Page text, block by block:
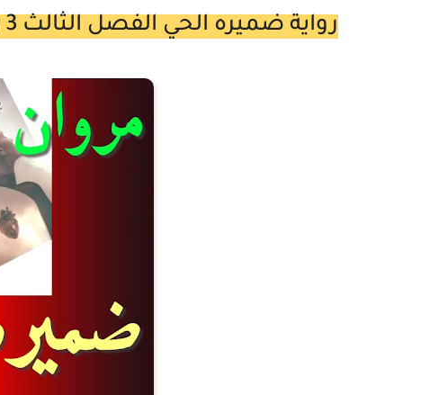
رواية ضميره الحي الفصل الثالث 3 بقلم اية احمد